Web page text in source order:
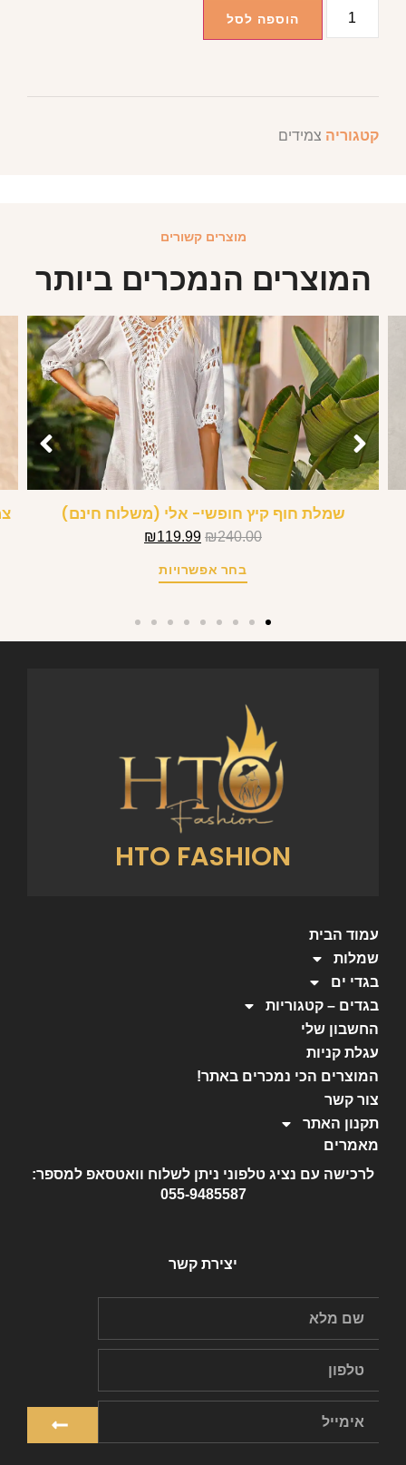
הוספה לסל
קטגוריה צמידים
מוצרים קשורים
המוצרים הנמכרים ביותר
שמלת חוף קיץ חופשי- אלי (משלוח חינם)
₪240.00
₪119.99
בחר אפשרויות
HTO FASHION
עמוד הבית
שמלות
בגדי ים
בגדים – קטגוריות
החשבון שלי
עגלת קניות
המוצרים הכי נמכרים באתר!
צור קשר
תקנון האתר
מאמרים
לרכישה עם נציג טלפוני ניתן לשלוח וואטסאפ למספר:
055-9485587
יצירת קשר